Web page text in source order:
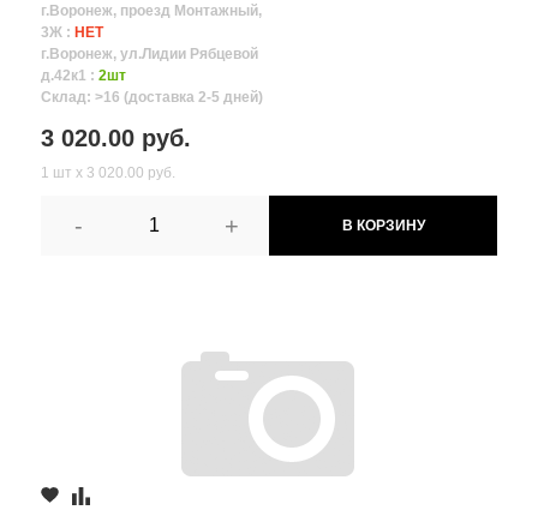
г.Воронеж, проезд Монтажный,
3Ж : НЕТ
г.Воронеж, ул.Лидии Рябцевой
д.42к1 : 2шт
Склад: >16 (доставка 2-5 дней)
3 020.00 руб.
1 шт х 3 020.00 руб.
- + В КОРЗИНУ